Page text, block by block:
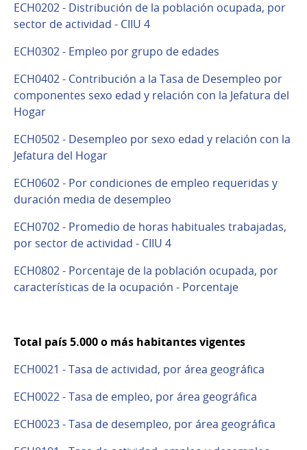
ECH0202 - Distribución de la población ocupada, por
sector de actividad - CIIU 4
ECH0302 - Empleo por grupo de edades
ECH0402 - Contribución a la Tasa de Desempleo por
componentes sexo edad y relación con la Jefatura del
Hogar
ECH0502 - Desempleo por sexo edad y relación con la
Jefatura del Hogar
ECH0602 - Por condiciones de empleo requeridas y
duración media de desempleo
ECH0702 - Promedio de horas habituales trabajadas,
por sector de actividad - CIIU 4
ECH0802 - Porcentaje de la población ocupada, por
características de la ocupación - Porcentaje
Total país 5.000 o más habitantes vigentes
ECH0021 - Tasa de actividad, por área geográfica
ECH0022 - Tasa de empleo, por área geográfica
ECH0023 - Tasa de desempleo, por área geográfica